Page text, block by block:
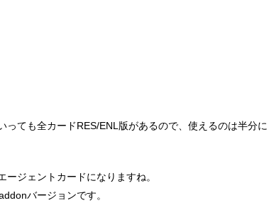
ても全カードRES/ENL版があるので、使えるのは半分に
ジェントカードになりますね。
バージョンです。